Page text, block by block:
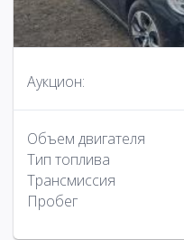
Аукцион:
Объем двигателя
Тип топлива
Трансмиссия
Пробег